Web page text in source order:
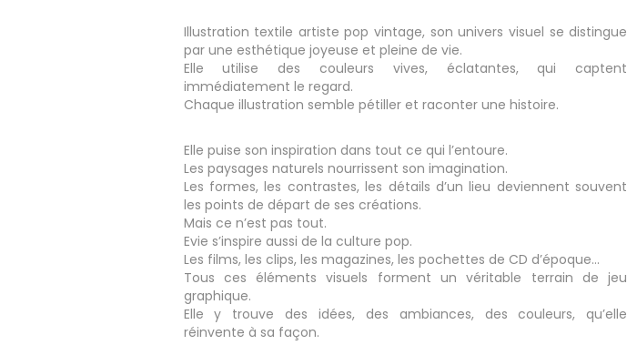
Illustration textile artiste pop vintage, son univers visuel se distingue
par une esthétique joyeuse et pleine de vie.
Elle utilise des couleurs vives, éclatantes, qui captent
immédiatement le regard.
Chaque illustration semble pétiller et raconter une histoire.
Elle puise son inspiration dans tout ce qui l’entoure.
Les paysages naturels nourrissent son imagination.
Les formes, les contrastes, les détails d’un lieu deviennent souvent
les points de départ de ses créations.
Mais ce n’est pas tout.
Evie s’inspire aussi de la culture pop.
Les films, les clips, les magazines, les pochettes de CD d’époque…
Tous ces éléments visuels forment un véritable terrain de jeu
graphique.
Elle y trouve des idées, des ambiances, des couleurs, qu’elle
réinvente à sa façon.